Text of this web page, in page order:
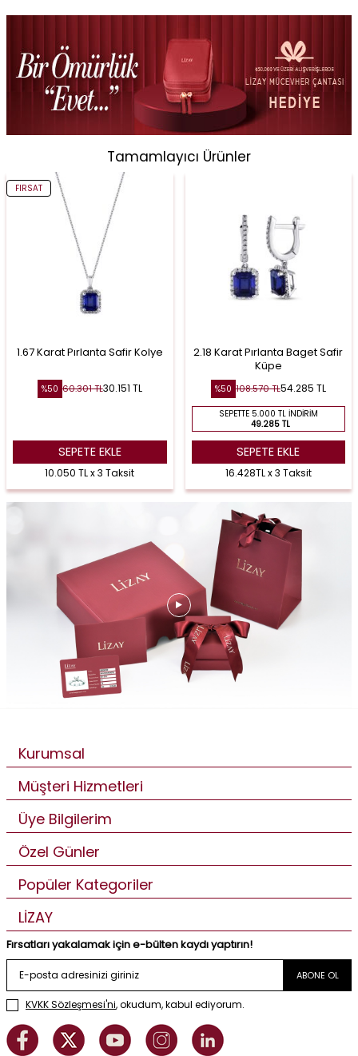
Tamamlayıcı Ürünler
FIRSAT
1.67 Karat Pırlanta Safir Kolye
%50 60.301TL30.151 TL
SEPETE EKLE
10.050 TL x 3 Taksit
2.18 Karat Pırlanta Baget Safir
Küpe
%50 108.570TL54.285 TL
SEPETTE 5.000 TL İNDIRIM
49.285 TL
SEPETE EKLE
16.428TL x 3 Taksit
Kurumsal
Müşteri Hizmetleri
Üye Bilgilerim
Özel Günler
Popüler Kategoriler
LİZAY
Fırsatları yakalamak için e-bülten kaydı yaptırın!
ABONE OL
KVKK Sözleşmesi'ni, okudum, kabul ediyorum.